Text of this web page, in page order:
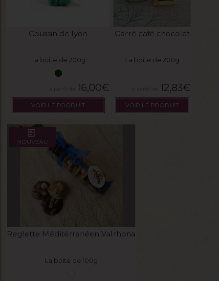
Coussin de lyon
La boite de 200g
16,00€
VOIR LE PRODUIT
Carré café chocolat
La boite de 200g
12,83€
VOIR LE PRODUIT
NOUVEAU
Reglette Méditérranéen Valrhona
La boite de 100g